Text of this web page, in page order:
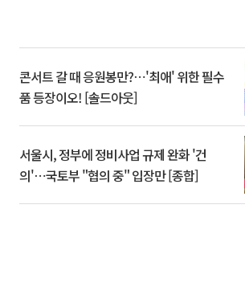
콘서트 갈 때 응원봉만?⋯'최애' 위한 필수
품 등장이오! [솔드아웃]
서울시, 정부에 정비사업 규제 완화 '건
의'⋯국토부 "협의 중" 입장만 [종합]